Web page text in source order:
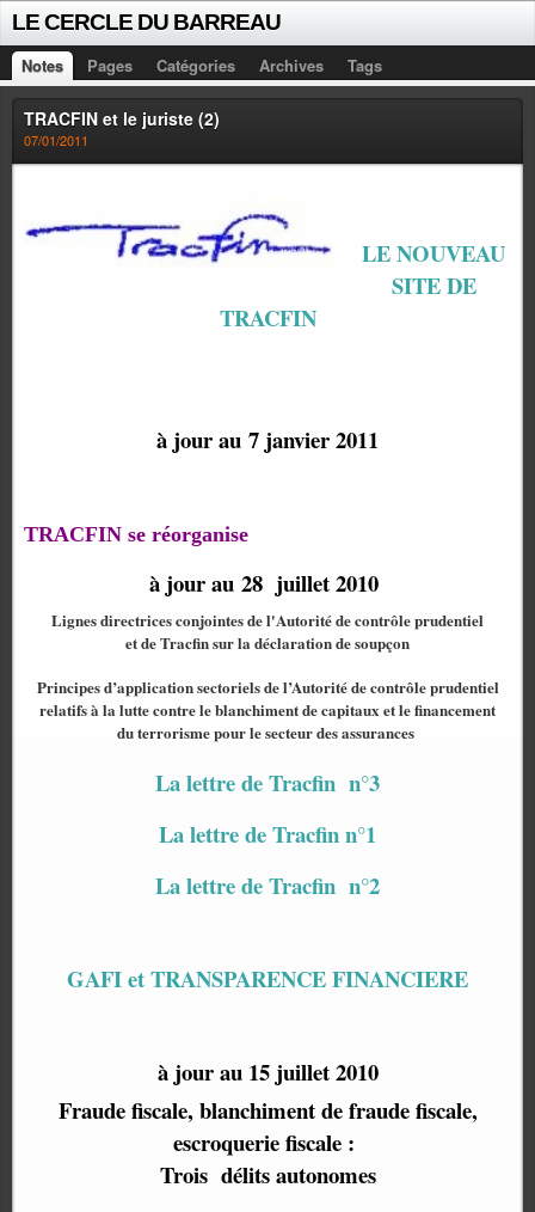
LE CERCLE DU BARREAU
Notes Pages Catégories Archives Tags
TRACFIN et le juriste (2)
07/01/2011
LE NOUVEAU
SITE DE
TRACFIN
à jour au 7 janvier 2011
TRACFIN se réorganise
à jour au 28 juillet 2010
Lignes directrices conjointes de l'Autorité de contrôle prudentiel
et de Tracfin sur la déclaration de soupçon
Principes d’application sectoriels de l’Autorité de contrôle prudentiel
relatifs à la lutte contre le blanchiment de capitaux et le financement
du terrorisme pour le secteur des assurances
La lettre de Tracfin n°3
La lettre de Tracfin n°1
La lettre de Tracfin n°2
GAFI et TRANSPARENCE FINANCIERE
à jour au 15 juillet 2010
Fraude fiscale, blanchiment de fraude fiscale,
escroquerie fiscale :
Trois délits autonomes